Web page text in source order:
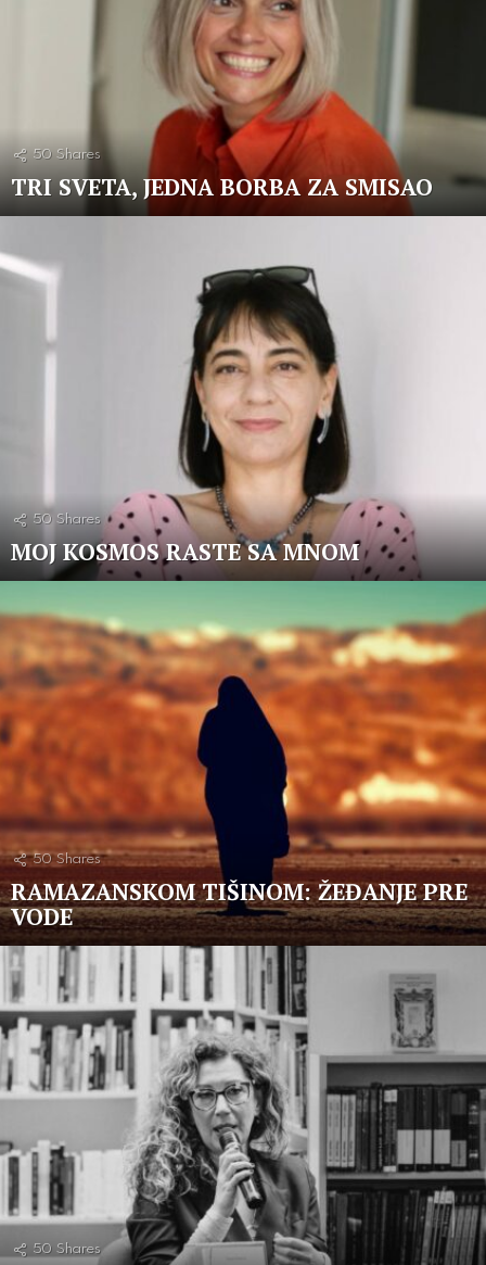
50 Shares
TRI SVETA, JEDNA BORBA ZA SMISAO
50 Shares
MOJ KOSMOS RASTE SA MNOM
50 Shares
RAMAZANSKOM TIŠINOM: ŽEĐANJE PRE
VODE
50 Shares